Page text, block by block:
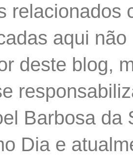
relacionados
aqui
deste blog,
Barbosa da
Dia e